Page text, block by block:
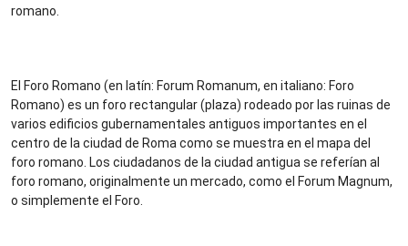
romano.
El Foro Romano (en latín: Forum Romanum, en italiano: Foro
Romano) es un foro rectangular (plaza) rodeado por las ruinas de
varios edificios gubernamentales antiguos importantes en el
centro de la ciudad de Roma como se muestra en el mapa del
foro romano. Los ciudadanos de la ciudad antigua se referían al
foro romano, originalmente un mercado, como el Forum Magnum,
o simplemente el Foro.